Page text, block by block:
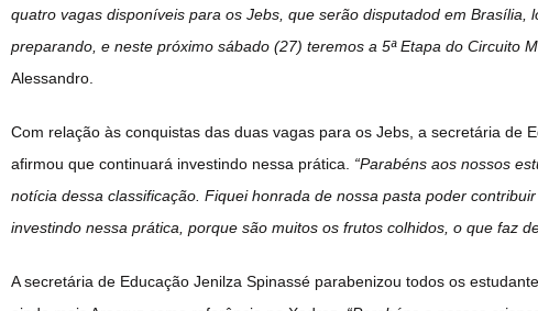
quatro vagas disponíveis para os Jebs, que serão disputadod em
preparando, e neste próximo sábado (27) teremos a 5ª Etapa do Circuito
Alessandro.
Com relação às conquistas das duas vagas para os Jebs, a secretária de
afirmou que continuará investindo nessa prática. “Parabéns aos nossos
notícia dessa classificação. Fiquei honrada de nossa pasta poder
investindo nessa prática, porque são muitos os frutos colhidos, o que faz
A secretária de Educação Jenilza Spinassé parabenizou todos os